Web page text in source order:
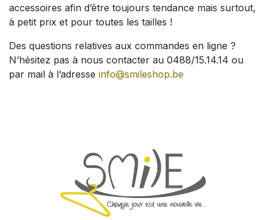
accessoires afin d’être toujours tendance mais surtout,
à petit prix et pour toutes les tailles !
Des questions relatives aux commandes en ligne ?
N’hésitez pas à nous contacter au 0488/15.14.14 ou
par mail à l’adresse info@smileshop.be